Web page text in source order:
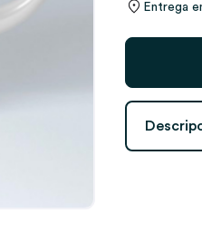
Entrega
Taza
Nombres